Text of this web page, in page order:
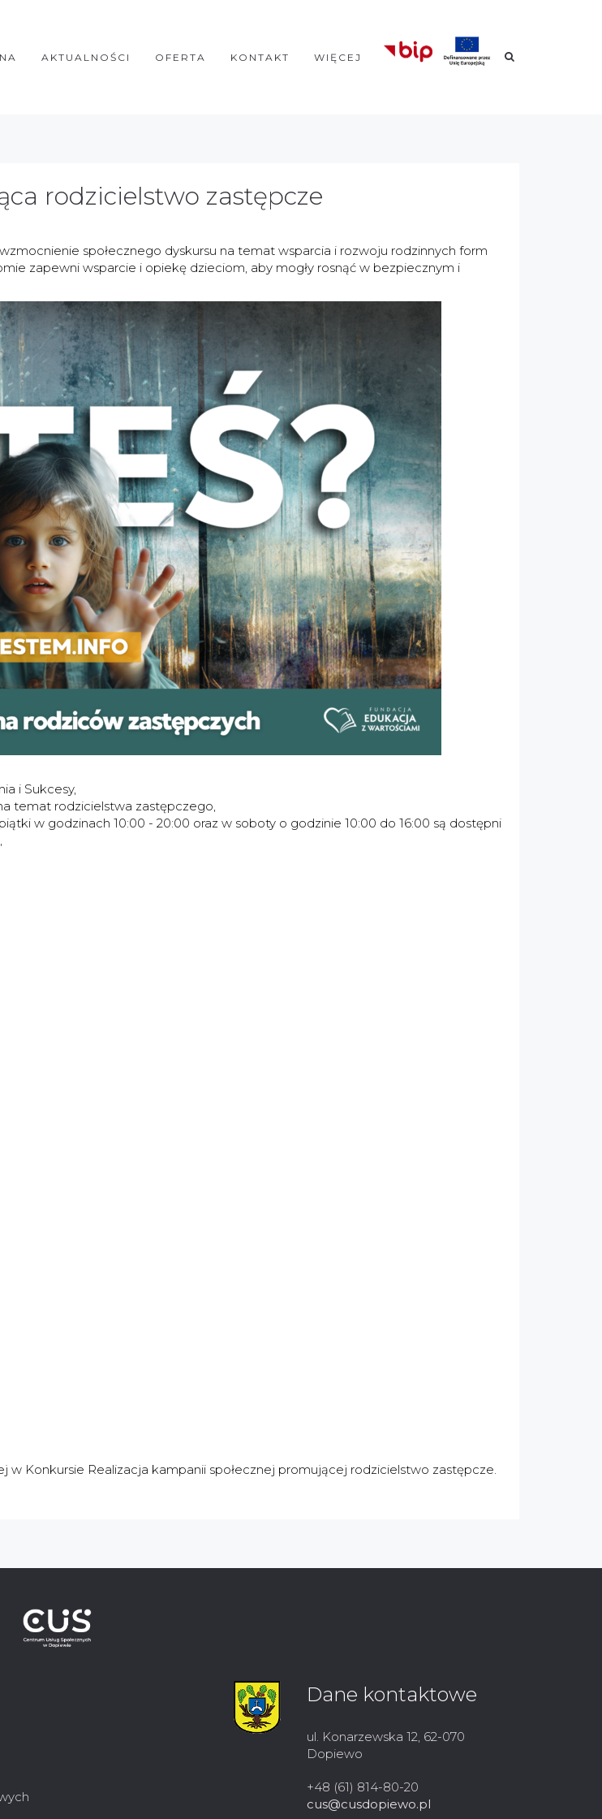
AKTUALNOŚCI OFERTA KONTAKT WIĘCEJ
rodzicielstwo zastępcze
społecznego dyskursu na temat wsparcia i rozwoju rodzinnych form
zapewni wsparcie i opiekę dzieciom, aby mogły rosnąć w bezpiecznym i
i Sukcesy,
temat rodzicielstwa zastępczego,
w godzinach 10:00 - 20:00 oraz w soboty o godzinie 10:00 do 16:00 są dostępni
w Konkursie Realizacja kampanii społecznej promującej rodzicielstwo zastępcze.
Dane kontaktowe
ul. Konarzewska 12, 62-070
Dopiewo
+48 (61) 814-80-20
cus@cusdopiewo.pl